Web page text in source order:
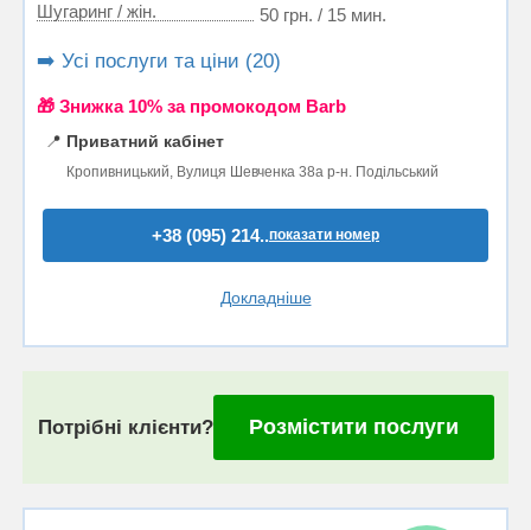
Шугаринг / жін.
50 грн. / 15 мин.
➡️ Усі послуги та ціни (20)
🎁 Знижка 10% за промокодом Barb
📍 Приватний кабінет
Кропивницький, Вулиця Шевченка 38а р-н. Подільський
+38 (095) 214..показати номер
Докладніше
Потрібні клієнти? Розмістити послуги